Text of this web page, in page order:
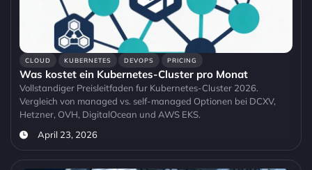
CLOUD KUBERNETES DEVOPS PRICING
Was kostet ein Kubernetes-Cluster pro Monat
Vollstandiger Preisleitfaden fur Kubernetes-Cluster 2026.
Vergleich von managed vs. self-managed Optionen bei DCXV,
Hetzner, OVH, DigitalOcean und AWS EKS.
April 23, 2026